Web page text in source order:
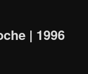
| 1996